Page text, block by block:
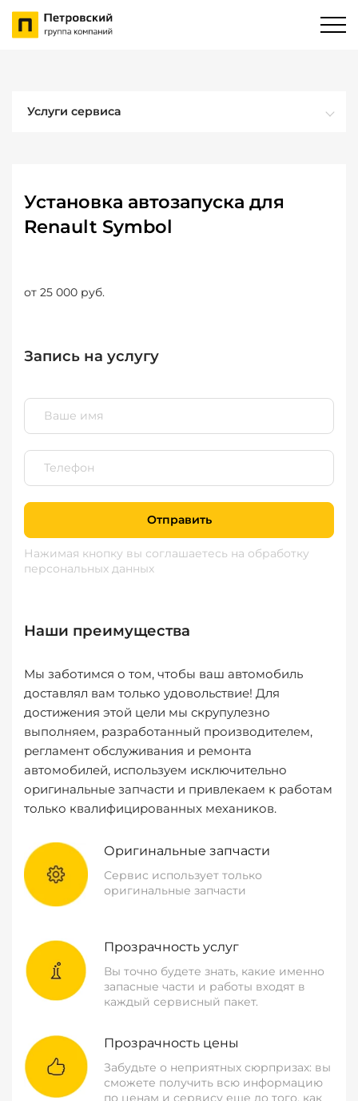
Услуги сервиса
Установка автозапуска для
Renault Symbol
от 25 000 руб.
Запись на услугу
Отправить
Нажимая кнопку вы соглашаетесь на обработку
персональных данных
Наши преимущества
Мы заботимся о том, чтобы ваш автомобиль
доставлял вам только удовольствие! Для
достижения этой цели мы скрупулезно
выполняем, разработанный производителем,
регламент обслуживания и ремонта
автомобилей, используем исключительно
оригинальные запчасти и привлекаем к работам
только квалифицированных механиков.
Оригинальные запчасти
Сервис использует только
оригинальные запчасти
Прозрачность услуг
Вы точно будете знать, какие именно
запасные части и работы входят в
каждый сервисный пакет.
Прозрачность цены
Забудьте о неприятных сюрпризах: вы
сможете получить всю информацию
по ценам и сервису еще до того, как